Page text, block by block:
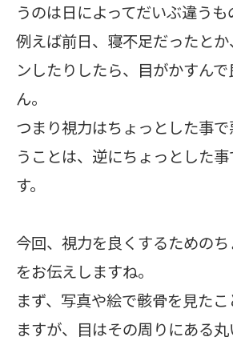
うのは日によってだいぶ違うも
例えば前日、寝不足だったと
ンしたりしたら、目がかすん
ん。
つまり視力はちょっとした事
うことは、逆にちょっとした
す。
今回、視力を良くするための
をお伝えしますね。
まず、写真や絵で骸骨を見た
ますが、目はその周りにある